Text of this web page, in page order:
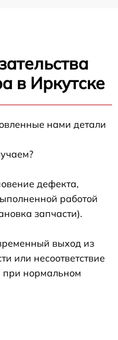
в Иркутске
нами детали
дефекта,
работой
запчасти).
выход из
или несоответствие
при нормальном